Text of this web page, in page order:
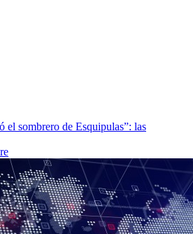
el sombrero de Esquipulas”: las